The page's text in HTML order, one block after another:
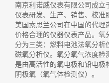
南京利诺威仪表有限公司成
仪表研发、生产、销售、校准
美国索思兰公司在中国的代理
价格合理的仪器仪表产品。氧
分为三类：燃料电池法氧分析
磁氧分析仪。氧分氧气浓度检
是由高活性的氧电极和铅电极
阴极氧（氧气体检测仪）。